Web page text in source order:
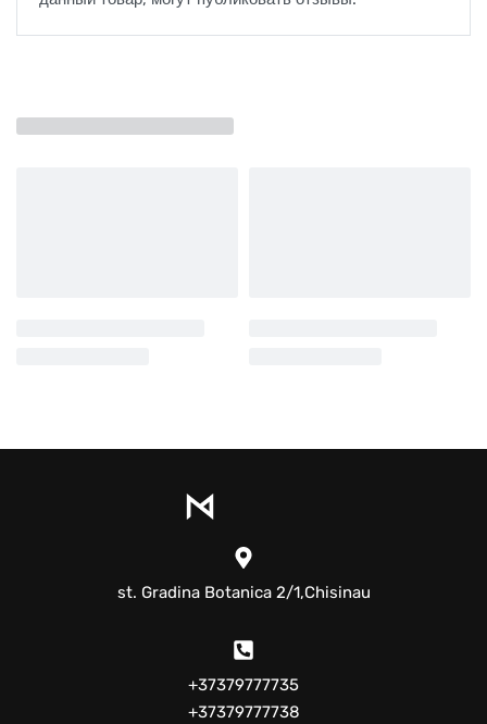
st. Gradina Botanica 2/1,Chisinau
+37379777735
+37379777738